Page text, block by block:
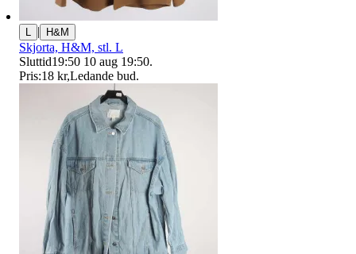
L | H&M
Skjorta, H&M, stl. L
Sluttid19:50 10 aug 19:50.
Pris:18 kr,Ledande bud.